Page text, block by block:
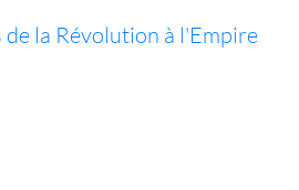
de la Révolution à l'Empire